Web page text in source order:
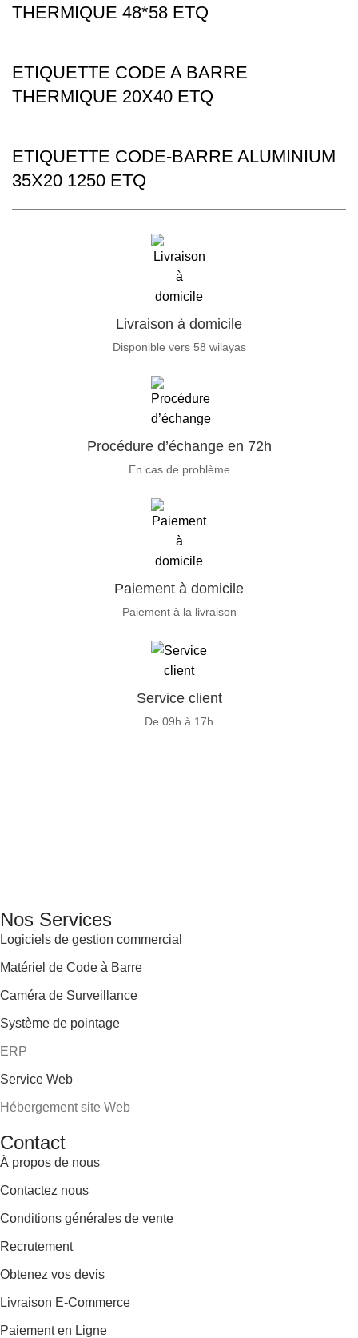
THERMIQUE 48*58 ETQ
ETIQUETTE CODE A BARRE
THERMIQUE 20X40 ETQ
ETIQUETTE CODE-BARRE ALUMINIUM
35X20 1250 ETQ
Livraison à domicile
Disponible vers 58 wilayas
Procédure d’échange en 72h
En cas de problème
Paiement à domicile
Paiement à la livraison
Service client
De 09h à 17h
Nos Services
Logiciels de gestion commercial
Matériel de Code à Barre
Caméra de Surveillance
Système de pointage
ERP
Service Web
Hébergement site Web
Contact
À propos de nous
Contactez nous
Conditions générales de vente
Recrutement
Obtenez vos devis
Livraison E-Commerce
Paiement en Ligne